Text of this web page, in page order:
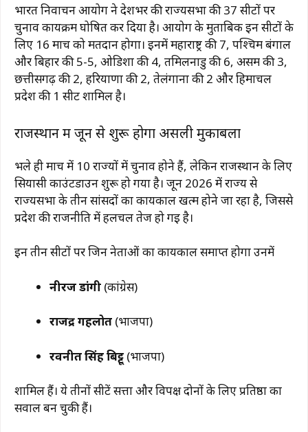
भारत निर्वाचन आयोगने देशभर कीराज्यसभाकी 37 सीटों पर
चुनाव कार्यक्रम घोषित कर दिया है। आयोग के मुताबिक इन सीटों के
लिए 16 मार्च को मतदान होगा। इनमेंमहाराष्ट्रकी 7, पश्चिम बंगाल
औरबिहारकी 5-5, ओडिशाकी 4, तमिलनाडुकी 6, असमकी 3,
छत्तीसगढ़की 2, हरियाणाकी 2, तेलंगानाकी 2 औरहिमाचल
प्रदेशकी 1 सीट शामिल है।
राजस्थान में जून से शुरू होगा असली मुकाबला
भले ही मार्च में 10 राज्यों में चुनाव होने हैं, लेकिनराजस्थानके लिए
सियासी काउंटडाउन शुरू हो गया है। जून 2026 में राज्य से
राज्यसभा के तीन सांसदों का कार्यकाल खत्म होने जा रहा है, जिससे
प्रदेश की राजनीति में हलचल तेज हो गई है।
इन तीन सीटों पर जिन नेताओं का कार्यकाल समाप्त होगा उनमें
नीरज डांगी (कांग्रेस)
राजेंद्र गहलोत (भाजपा)
रवनीत सिंह बिट्टू (भाजपा)
शामिल हैं। ये तीनों सीटें सत्ता और विपक्ष दोनों के लिए प्रतिष्ठा का
सवाल बन चुकी हैं।